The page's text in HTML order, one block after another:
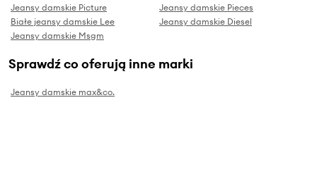
Jeansy damskie Picture
Jeansy damskie Pieces
Białe jeansy damskie Lee
Jeansy damskie Diesel
Jeansy damskie Msgm
Sprawdź co oferują inne marki
Jeansy damskie max&co.